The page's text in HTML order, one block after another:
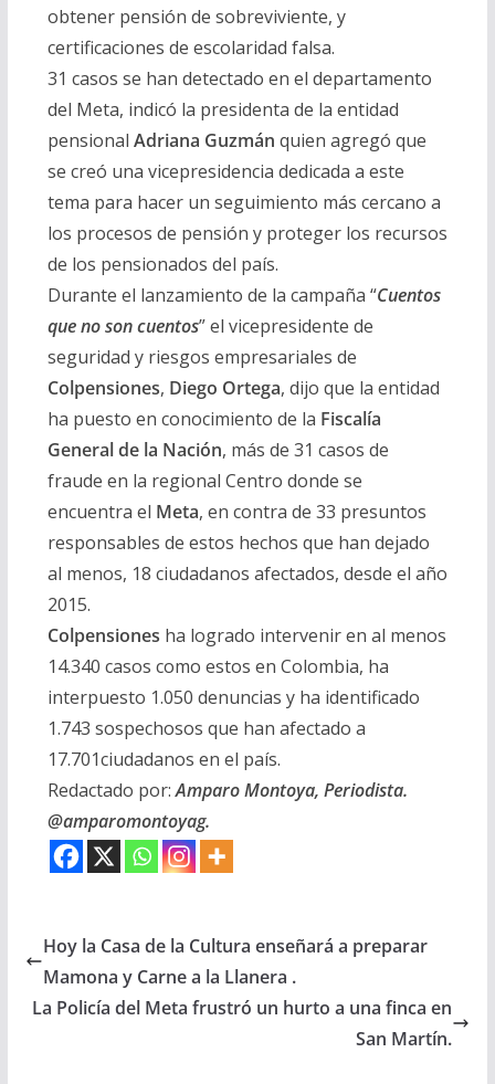
obtener pensión de sobreviviente, y
certificaciones de escolaridad falsa.
31 casos se han detectado en el departamento
del Meta, indicó la presidenta de la entidad
pensional Adriana Guzmán quien agregó que
se creó una vicepresidencia dedicada a este
tema para hacer un seguimiento más cercano a
los procesos de pensión y proteger los recursos
de los pensionados del país.
Durante el lanzamiento de la campaña “Cuentos
que no son cuentos” el vicepresidente de
seguridad y riesgos empresariales de
Colpensiones, Diego Ortega, dijo que la entidad
ha puesto en conocimiento de la Fiscalía
General de la Nación, más de 31 casos de
fraude en la regional Centro donde se
encuentra el Meta, en contra de 33 presuntos
responsables de estos hechos que han dejado
al menos, 18 ciudadanos afectados, desde el año
2015.
Colpensiones ha logrado intervenir en al menos
14.340 casos como estos en Colombia, ha
interpuesto 1.050 denuncias y ha identificado
1.743 sospechosos que han afectado a
17.701ciudadanos en el país.
Redactado por:Amparo Montoya, Periodista.
@amparomontoyag.
Hoy la Casa de la Cultura enseñará a preparar
Mamona y Carne a la Llanera .
La Policía del Meta frustró un hurto a una finca en
San Martín.